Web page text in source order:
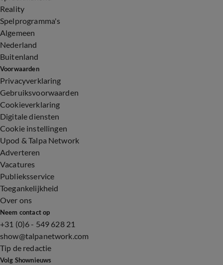
Reality
Spelprogramma's
Algemeen
Nederland
Buitenland
Voorwaarden
Privacyverklaring
Gebruiksvoorwaarden
Cookieverklaring
Digitale diensten
Cookie instellingen
Upod & Talpa Network
Adverteren
Vacatures
Publieksservice
Toegankelijkheid
Over ons
Neem contact op
+31 (0)6 - 549 628 21
show@talpanetwork.com
Tip de redactie
Volg Shownieuws